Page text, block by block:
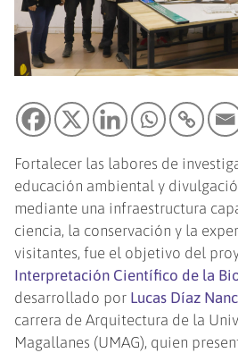
Fortalecer las labores de
educación ambiental y
mediante una infraestructura
ciencia, la conservación y la
visitantes, fue el objetivo del
Interpretación Científico de la
desarrollado por Lucas Díaz
carrera de Arquitectura de la
Magallanes (UMAG), quien